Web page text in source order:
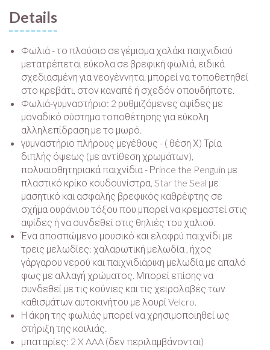
Details
Φωλιά - το πλούσιο σε γέμισμα χαλάκι παιχνιδιού
μετατρέπεται εύκολα σε βρεφική φωλιά, ειδικά
σχεδιασμένη για νεογέννητα. μπορεί να τοποθετηθεί
στο κρεβάτι, στον καναπέ ή σχεδόν οπουδήποτε.
Φωλιά-γυμναστήριο: 2 ρυθμιζόμενες αψίδες με
μοναδικό σύστημα τοποθέτησης για εύκολη
αλληλεπίδραση με το μωρό.
γυμναστήριο πλήρους μεγέθους - ( θέση Χ) Τρία
διπλής όψεως (με αντίθεση χρωμάτων),
πολυαισθητηριακά παιχνίδια - Ρrince the Penguin με
πλαστικό κρίκο κουδουνίστρα, Star the Seal με
μασητικό και ασφαλής βρεφικός καθρέφτης σε
σχήμα ουράνιου τόξου που μπορεί να κρεμαστεί στις
αψίδες ή να συνδεθεί στις θηλιές του χαλιού.
Ένα αποσπώμενο μουσικό και ελαφρύ παιχνίδι με
τρεις μελωδίες: χαλαρωτική μελωδία , ήχος
γάργαρου νερού και παιχνιδιάρικη μελωδία με απαλό
φως με αλλαγή χρώματος. Μπορεί επίσης να
συνδεθεί με τις κούνιες και τις χειρολαβές των
καθισμάτων αυτοκινήτου με λουρί Velcro.
Η άκρη της φωλιάς μπορεί να χρησιμοποιηθεί ως
στήριξη της κοιλιάς.
μπαταρίες: 2 X AAA (δεν περιλαμβάνονται)